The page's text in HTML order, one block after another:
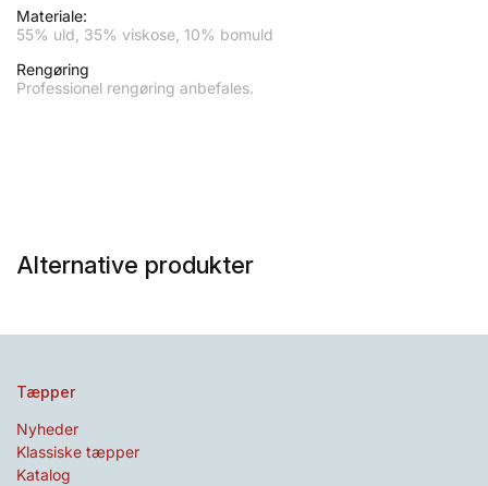
Materiale:
55% uld, 35% viskose, 10% bomuld
Rengøring
Professionel rengøring anbefales.
Alternative produkter
Tæpper
Nyheder
Klassiske tæpper
Katalog